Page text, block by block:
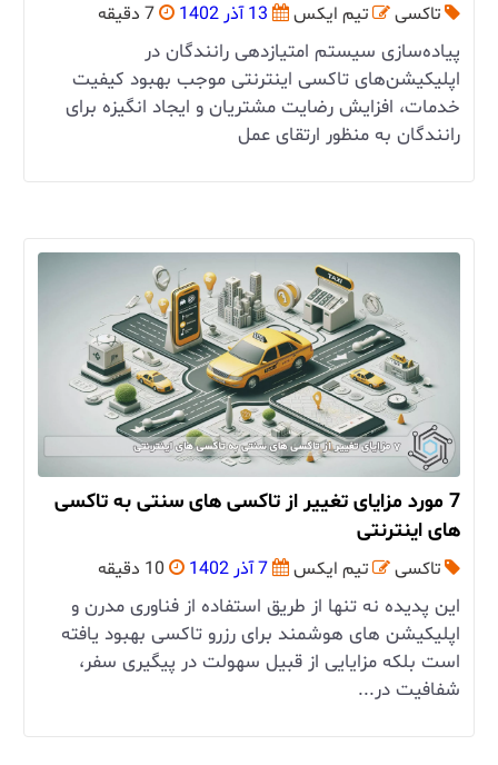
تاکسی تیم ایکس 13 آذر 1402 7 دقیقه
پیاده‌سازی سیستم امتیازدهی رانندگان در
اپلیکیشن‌های تاکسی اینترنتی موجب بهبود کیفیت
خدمات، افزایش رضایت مشتریان و ایجاد انگیزه برای
رانندگان به منظور ارتقای عمل
7 مورد مزایای تغییر از تاکسی های سنتی به تاکسی
های اینترنتی
تاکسی تیم ایکس 7 آذر 1402 10 دقیقه
این پدیده نه تنها از طریق استفاده از فناوری مدرن و
اپلیکیشن‌ های هوشمند برای رزرو تاکسی بهبود یافته
است بلکه مزایایی از قبیل سهولت در پیگیری سفر،
شفافیت در...